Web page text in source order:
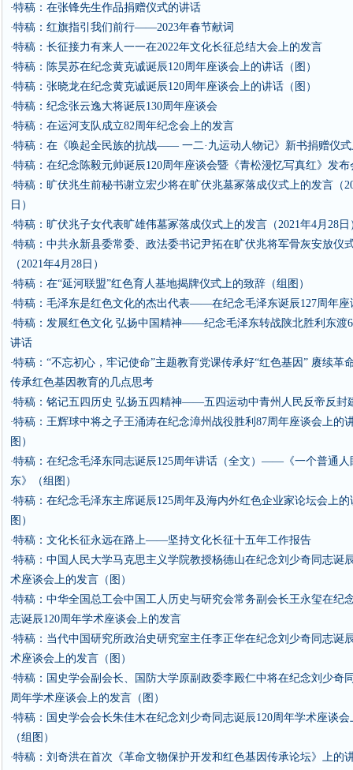
·特稿：在张锋先生作品捐赠仪式的讲话
·特稿：红旗指引我们前行——2023年春节献词
·特稿：长征接力有来人一一在2022年文化长征总结大会上的发言
·特稿：陈昊苏在纪念黄克诚诞辰120周年座谈会上的讲话（图）
·特稿：张晓龙在纪念黄克诚诞辰120周年座谈会上的讲话（图）
·特稿：纪念张云逸大将诞辰130周年座谈会
·特稿：在运河支队成立82周年纪念会上的发言
·特稿：在《唤起全民族的抗战—— 一二·九运动人物记》新书捐赠仪
·特稿：在纪念陈毅元帅诞辰120周年座谈会暨《青松漫忆写真红》发
·特稿：旷伏兆生前秘书谢立宏少将在旷伏兆墓冢落成仪式上的发言（
日）
·特稿：旷伏兆子女代表旷雄伟墓冢落成仪式上的发言（2021年4月28日
·特稿：中共永新县委常委、政法委书记尹拓在旷伏兆将军骨灰安放仪
（2021年4月28日）
·特稿：在“延河联盟”红色育人基地揭牌仪式上的致辞（组图）
·特稿：毛泽东是红色文化的杰出代表——在纪念毛泽东诞辰127周年座
·特稿：发展红色文化 弘扬中国精神——纪念毛泽东转战陕北胜利东渡
讲话
·特稿：“不忘初心，牢记使命”主题教育党课传承好“红色基因” 赓续
传承红色基因教育的几点思考
·特稿：铭记五四历史 弘扬五四精神——五四运动中青州人民反帝反封
·特稿：王辉球中将之子王涌涛在纪念漳州战役胜利87周年座谈会上的
图）
·特稿：在纪念毛泽东同志诞辰125周年讲话（全文）——《一个普通人
东》（组图）
·特稿：在纪念毛泽东主席诞辰125周年及海内外红色企业家论坛会上的
图）
·特稿：文化长征永远在路上——坚持文化长征十五年工作报告
·特稿：中国人民大学马克思主义学院教授杨德山在纪念刘少奇同志诞
术座谈会上的发言（图）
·特稿：中华全国总工会中国工人历史与研究会常务副会长王永玺在纪
志诞辰120周年学术座谈会上的发言
·特稿：当代中国研究所政治史研究室主任李正华在纪念刘少奇同志诞
术座谈会上的发言（图）
·特稿：国史学会副会长、国防大学原副政委李殿仁中将在纪念刘少奇
周年学术座谈会上的发言（图）
·特稿：国史学会会长朱佳木在纪念刘少奇同志诞辰120周年学术座谈会
（组图）
·特稿：刘奇洪在首次《革命文物保护开发和红色基因传承论坛》上的